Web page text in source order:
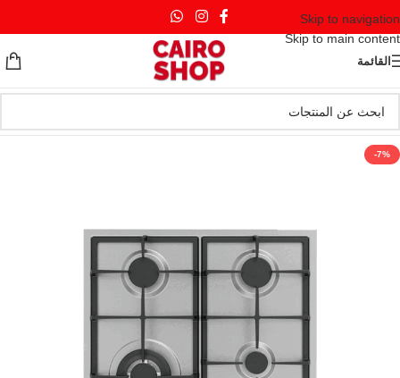
Skip to navigation
Skip to main content
القائمة
-7%